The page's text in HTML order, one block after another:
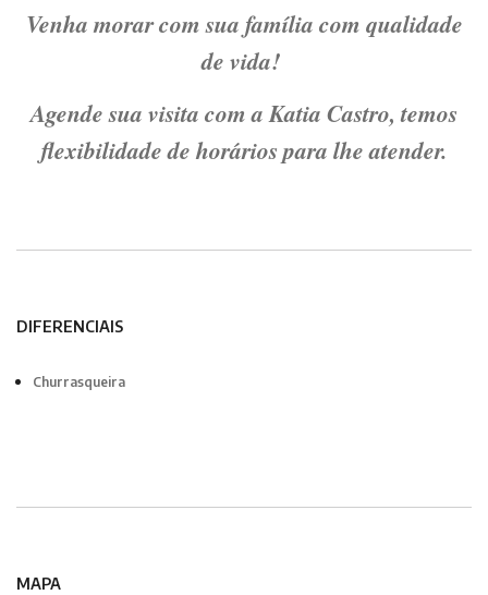
Venha morar com sua família com qualidade
de vida!
Agende sua visita com a Katia Castro, temos
flexibilidade de horários para lhe atender.
DIFERENCIAIS
Churrasqueira
MAPA